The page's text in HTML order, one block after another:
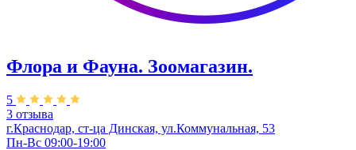
Флора и Фауна. Зоомагазин.
5
3 отзыва
г.Краснодар, ст-ца Динская, ул.Коммунальная, 53
Пн-Вс 09:00-19:00